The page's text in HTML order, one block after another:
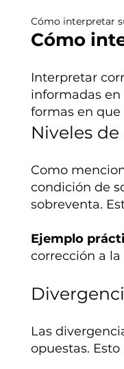
Cómo interpretar
Cómo
Interpretar
informadas
formas en
Niveles
Como
condición de
sobreventa.
Ejemplo
corrección a
Las
opuestas.